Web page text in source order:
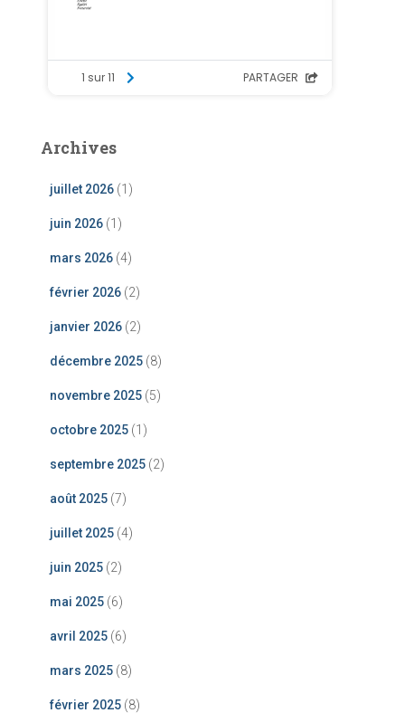
Archives
juillet 2026 (1)
juin 2026 (1)
mars 2026 (4)
février 2026 (2)
janvier 2026 (2)
décembre 2025 (8)
novembre 2025 (5)
octobre 2025 (1)
septembre 2025 (2)
août 2025 (7)
juillet 2025 (4)
juin 2025 (2)
mai 2025 (6)
avril 2025 (6)
mars 2025 (8)
février 2025 (8)